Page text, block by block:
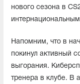
нового сезона в
Напомним, что в
покинул активный
выгорания.
тренера в клубе. В